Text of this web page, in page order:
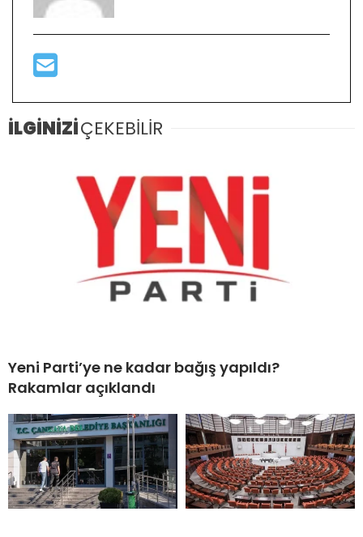
İLGİNİZİÇEKEBİLİR
Yeni Parti’ye ne kadar bağış yapıldı?
Rakamlar açıklandı